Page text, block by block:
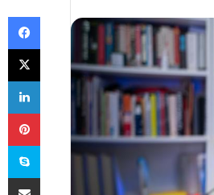
Facebook
X
LinkedIn
Pinterest
Skype
E-Posta ile paylaş